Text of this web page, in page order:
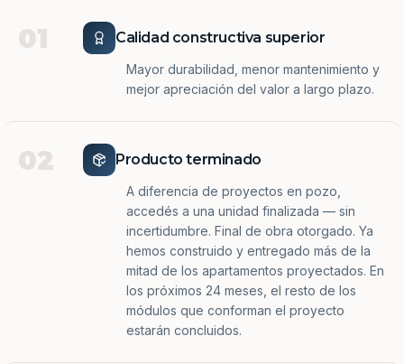
01 Calidad constructiva superior
Mayor durabilidad, menor mantenimiento y
mejor apreciación del valor a largo plazo.
02 Producto terminado
A diferencia de proyectos en pozo,
accedés a una unidad finalizada — sin
incertidumbre. Final de obra otorgado. Ya
hemos construido y entregado más de la
mitad de los apartamentos proyectados. En
los próximos 24 meses, el resto de los
módulos que conforman el proyecto
estarán concluidos.